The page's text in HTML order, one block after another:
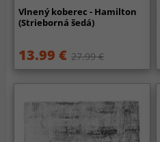
Vlnený koberec - Hamilton
(Strieborná šedá)
13.99 € 27.99 €